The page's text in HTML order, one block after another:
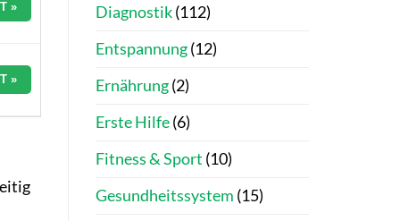
»
»
Diagnostik(112)
Entspannung(12)
Ernährung(2)
Erste Hilfe(6)
Fitness & Sport (10)
Gesundheitssystem (15)